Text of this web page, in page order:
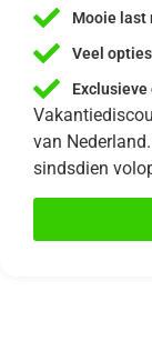
Mooie last
Veel opties
Exclusieve
van
sindsdien